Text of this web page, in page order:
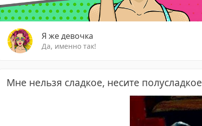
Я же девочка
Да, именно так!
Мне нельзя сладкое, несите полусладкое